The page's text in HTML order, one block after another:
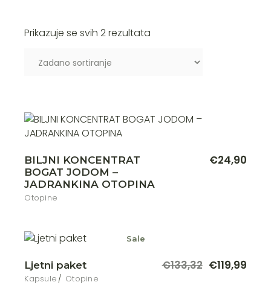
Prikazuje se svih 2 rezultata
BILJNI KONCENTRAT
BOGAT JODOM –
JADRANKINA OTOPINA
Otopine
€24,90
Sale
Ljetni paket
Kapsule Otopine
€133,32
Izvorna €119,99
Trenutna